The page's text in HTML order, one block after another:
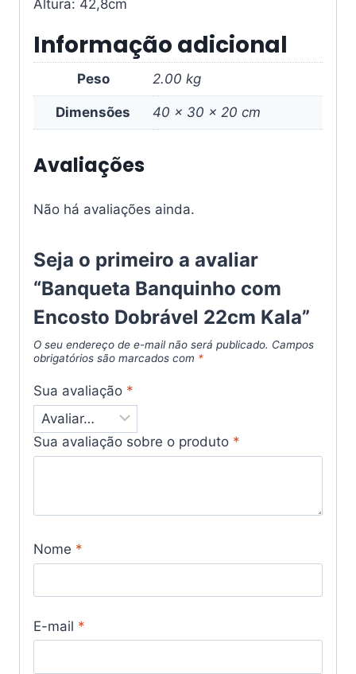
Altura: 42,8cm
Informação adicional
Peso 2.00 kg
Dimensões 40 × 30 × 20 cm
Avaliações
Não há avaliações ainda.
Seja o primeiro a avaliar
“Banqueta Banquinho com
Encosto Dobrável 22cm Kala”
O seu endereço de e-mail não será publicado. Campos
obrigatórios são marcados com *
Sua avaliação *
Sua avaliação sobre o produto *
Nome *
E-mail *